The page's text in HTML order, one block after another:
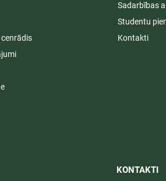
Sadarbības
Studentu
Kontakti
KONTAKTI​